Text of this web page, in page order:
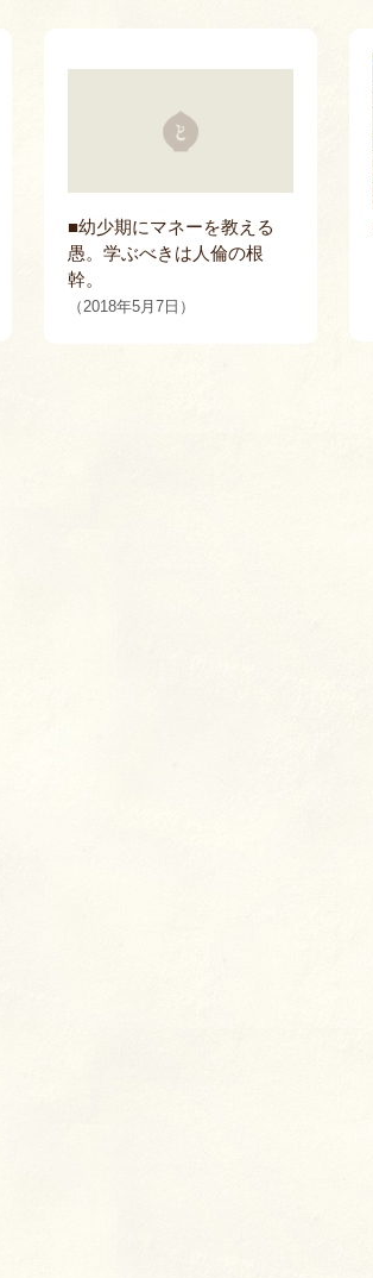
■幼少期にマネーを教える
愚。学ぶべきは人倫の根
幹。
（2018年5月7日）